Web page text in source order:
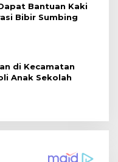
Bantuan Kaki
Bibir Sumbing
di Kecamatan
Anak Sekolah